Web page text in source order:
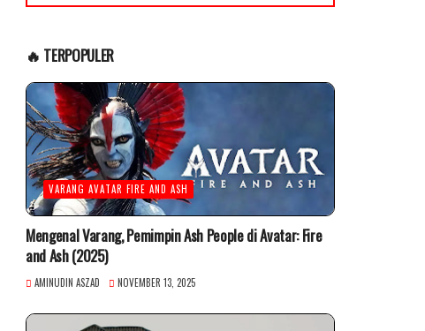
🔥 TERPOPULER
VARANG AVATAR FIRE AND ASH
Mengenal Varang, Pemimpin Ash People di Avatar: Fire
and Ash (2025)
AMINUDIN ASZAD NOVEMBER 13, 2025